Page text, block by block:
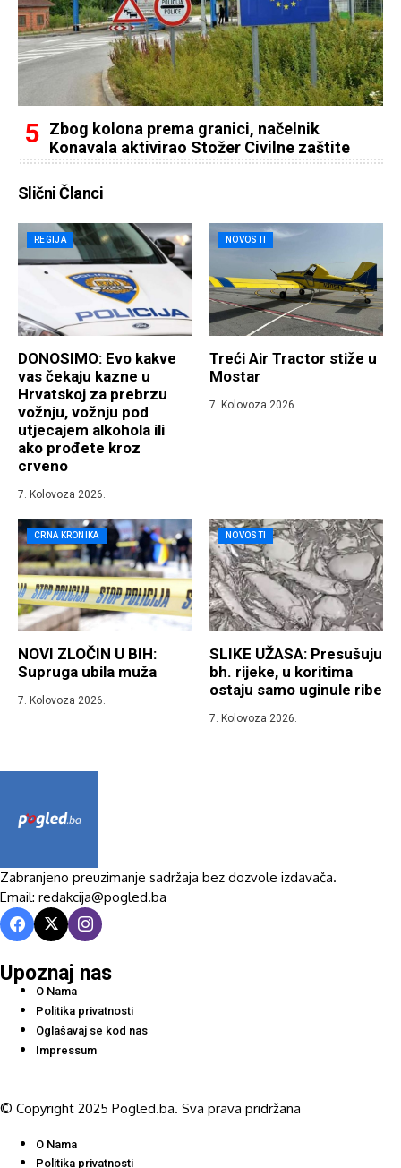
Zbog kolona prema granici, načelnik
Konavala aktivirao Stožer Civilne zaštite
Slični Članci
REGIJA
DONOSIMO: Evo kakve
vas čekaju kazne u
Hrvatskoj za prebrzu
vožnju, vožnju pod
utjecajem alkohola ili
ako prođete kroz
crveno
7. Kolovoza 2026.
NOVOSTI
Treći Air Tractor stiže u
Mostar
7. Kolovoza 2026.
CRNA KRONIKA
NOVI ZLOČIN U BIH:
Supruga ubila muža
7. Kolovoza 2026.
NOVOSTI
SLIKE UŽASA: Presušuju
bh. rijeke, u koritima
ostaju samo uginule ribe
7. Kolovoza 2026.
Zabranjeno preuzimanje sadržaja bez dozvole izdavača.
Email: redakcija@pogled.ba
Upoznaj nas
O Nama
Politika privatnosti
Oglašavaj se kod nas
Impressum
© Copyright 2025 Pogled.ba. Sva prava pridržana
O Nama
Politika privatnosti